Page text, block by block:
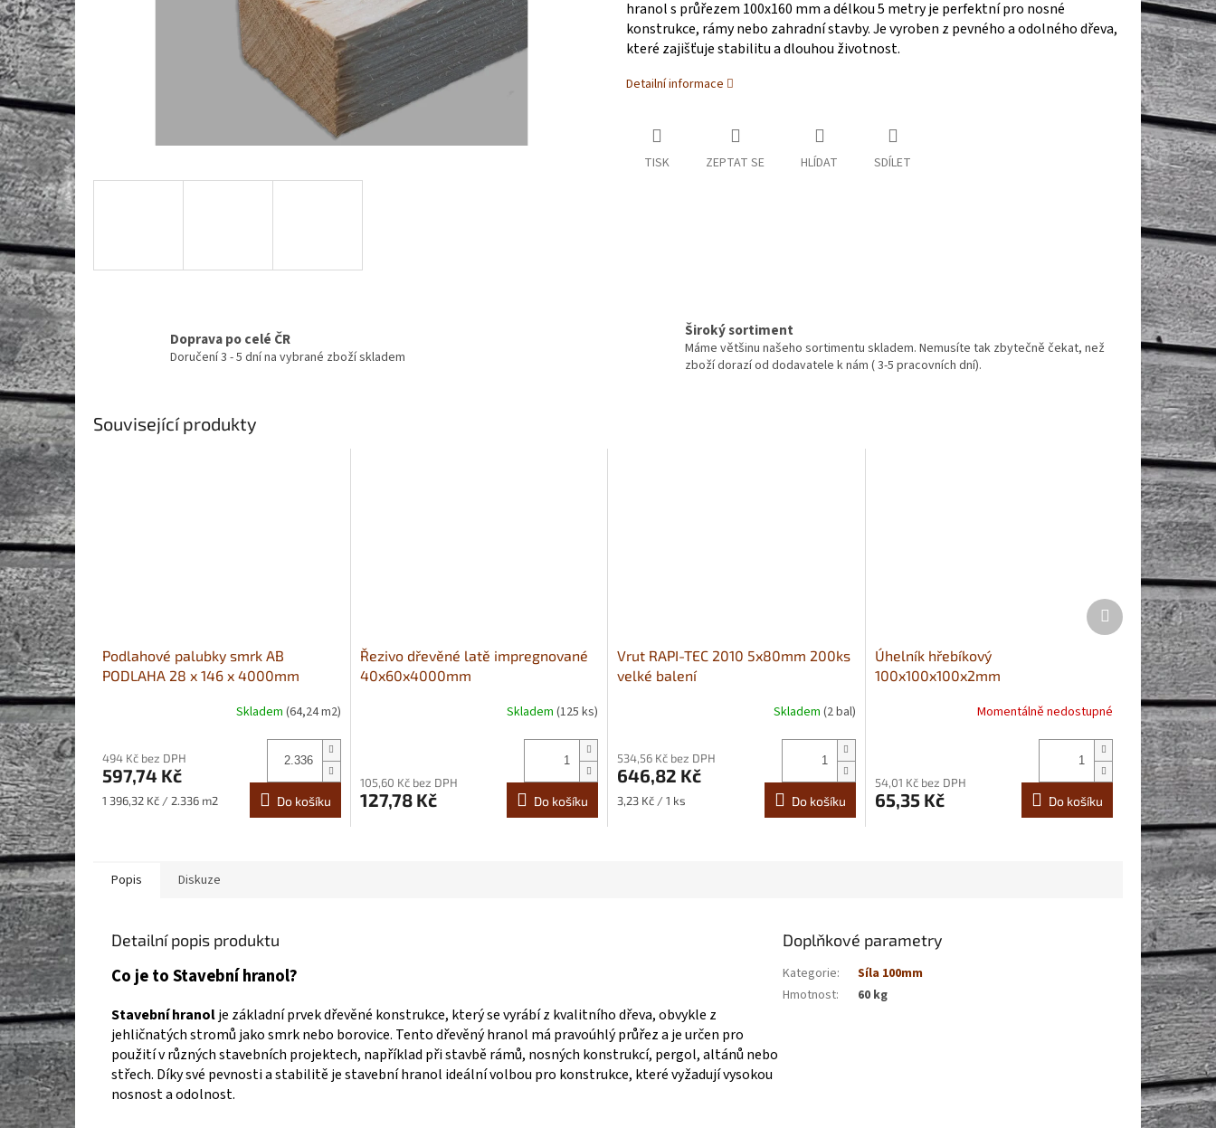
hranol s průřezem 100x160 mm a délkou 5 metry je perfektní pro nosné
konstrukce, rámy nebo zahradní stavby. Je vyroben z pevného a odolného dřeva,
které zajišťuje stabilitu a dlouhou životnost.
Detailní informace
TISK ZEPTAT SE HLÍDAT SDÍLET
Doprava po celé ČR
Doručení 3 - 5 dní na vybrané zboží skladem
Široký sortiment
Máme většinu našeho sortimentu skladem. Nemusíte tak zbytečně čekat, než
zboží dorazí od dodavatele k nám ( 3-5 pracovních dní).
Související produkty
Podlahové palubky smrk AB
PODLAHA 28 x 146 x 4000mm
Skladem (64,24 m2)
494 Kč bez DPH
597,74 Kč
Měrná
1 396,32 Kč / 2.336 m2 Do košíku
Řezivo dřevěné latě impregnované
40x60x4000mm
Skladem (125 ks)
105,60 Kč bez DPH
127,78 Kč Do košíku
Vrut RAPI-TEC 2010 5x80mm 200ks
velké balení
Skladem (2 bal)
534,56 Kč bez DPH
646,82 Kč
Měrná
3,23 Kč / 1 ks Do košíku
Úhelník hřebíkový
100x100x100x2mm
Momentálně nedostupné
54,01 Kč bez DPH
65,35 Kč Do košíku
Další
produkt
Popis Diskuze
Detailní popis produktu
Co je to Stavební hranol?
Stavební hranolje základní prvek dřevěné konstrukce, který se vyrábí z kvalitního dřeva, obvykle z
jehličnatých stromů jako smrk nebo borovice. Tento dřevěný hranol má pravoúhlý průřez a je určen pro
použití v různých stavebních projektech, například při stavbě rámů, nosných konstrukcí, pergol, altánů nebo
střech. Díky své pevnosti a stabilitě je stavební hranol ideální volbou pro konstrukce, které vyžadují vysokou
nosnost a odolnost.
Doplňkové parametry
Kategorie:
Síla 100mm
Hmotnost: 60 kg